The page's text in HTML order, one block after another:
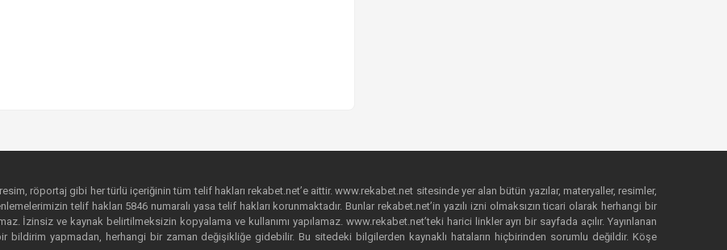
röportaj gibi her türlü içeriğinin tüm telif hakları rekabet.net’e aittir. www.rekabet.net sitesinde yer alan bütün yazılar, materyaller, resimler,
telif hakları 5846 numaralı yasa telif hakları korunmaktadır. Bunlar rekabet.net’in yazılı izni olmaksızın ticari olarak herhangi bir
İzinsiz ve kaynak belirtilmeksizin kopyalama ve kullanımı yapılamaz. www.rekabet.net’teki harici linkler ayrı bir sayfada açılır. Yayınlanan
bildirim yapmadan, herhangi bir zaman değişikliğe gidebilir. Bu sitedeki bilgilerden kaynaklı hataların hiçbirinden sorumlu değildir. Köşe